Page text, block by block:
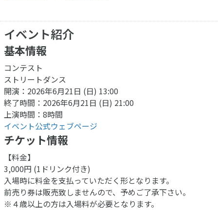
イベント紹介
基本情報
コンテスト
ストリートダンス
開演：2026年6月21日 (日) 13:00
終了時間：2026年6月21日 (日) 21:00
上演時間：8時間
イベント公式ウェブページ
チケット情報
【料金】
3,000円 (1ドリンク付き)
入場時に料金を支払っていただく形となります。
前売り券は販売致しませんので、予めご了承下さい。
※４歳以上の方は入場料が必要となります。